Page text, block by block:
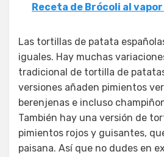
Receta de Brócoli al
Las tortillas de patata
iguales. Hay muchas
tradicional de tortilla de
versiones añaden pimientos
berenjenas e incluso
También hay una versión de
pimientos rojos y guisantes,
paisana. Así que no dudes en